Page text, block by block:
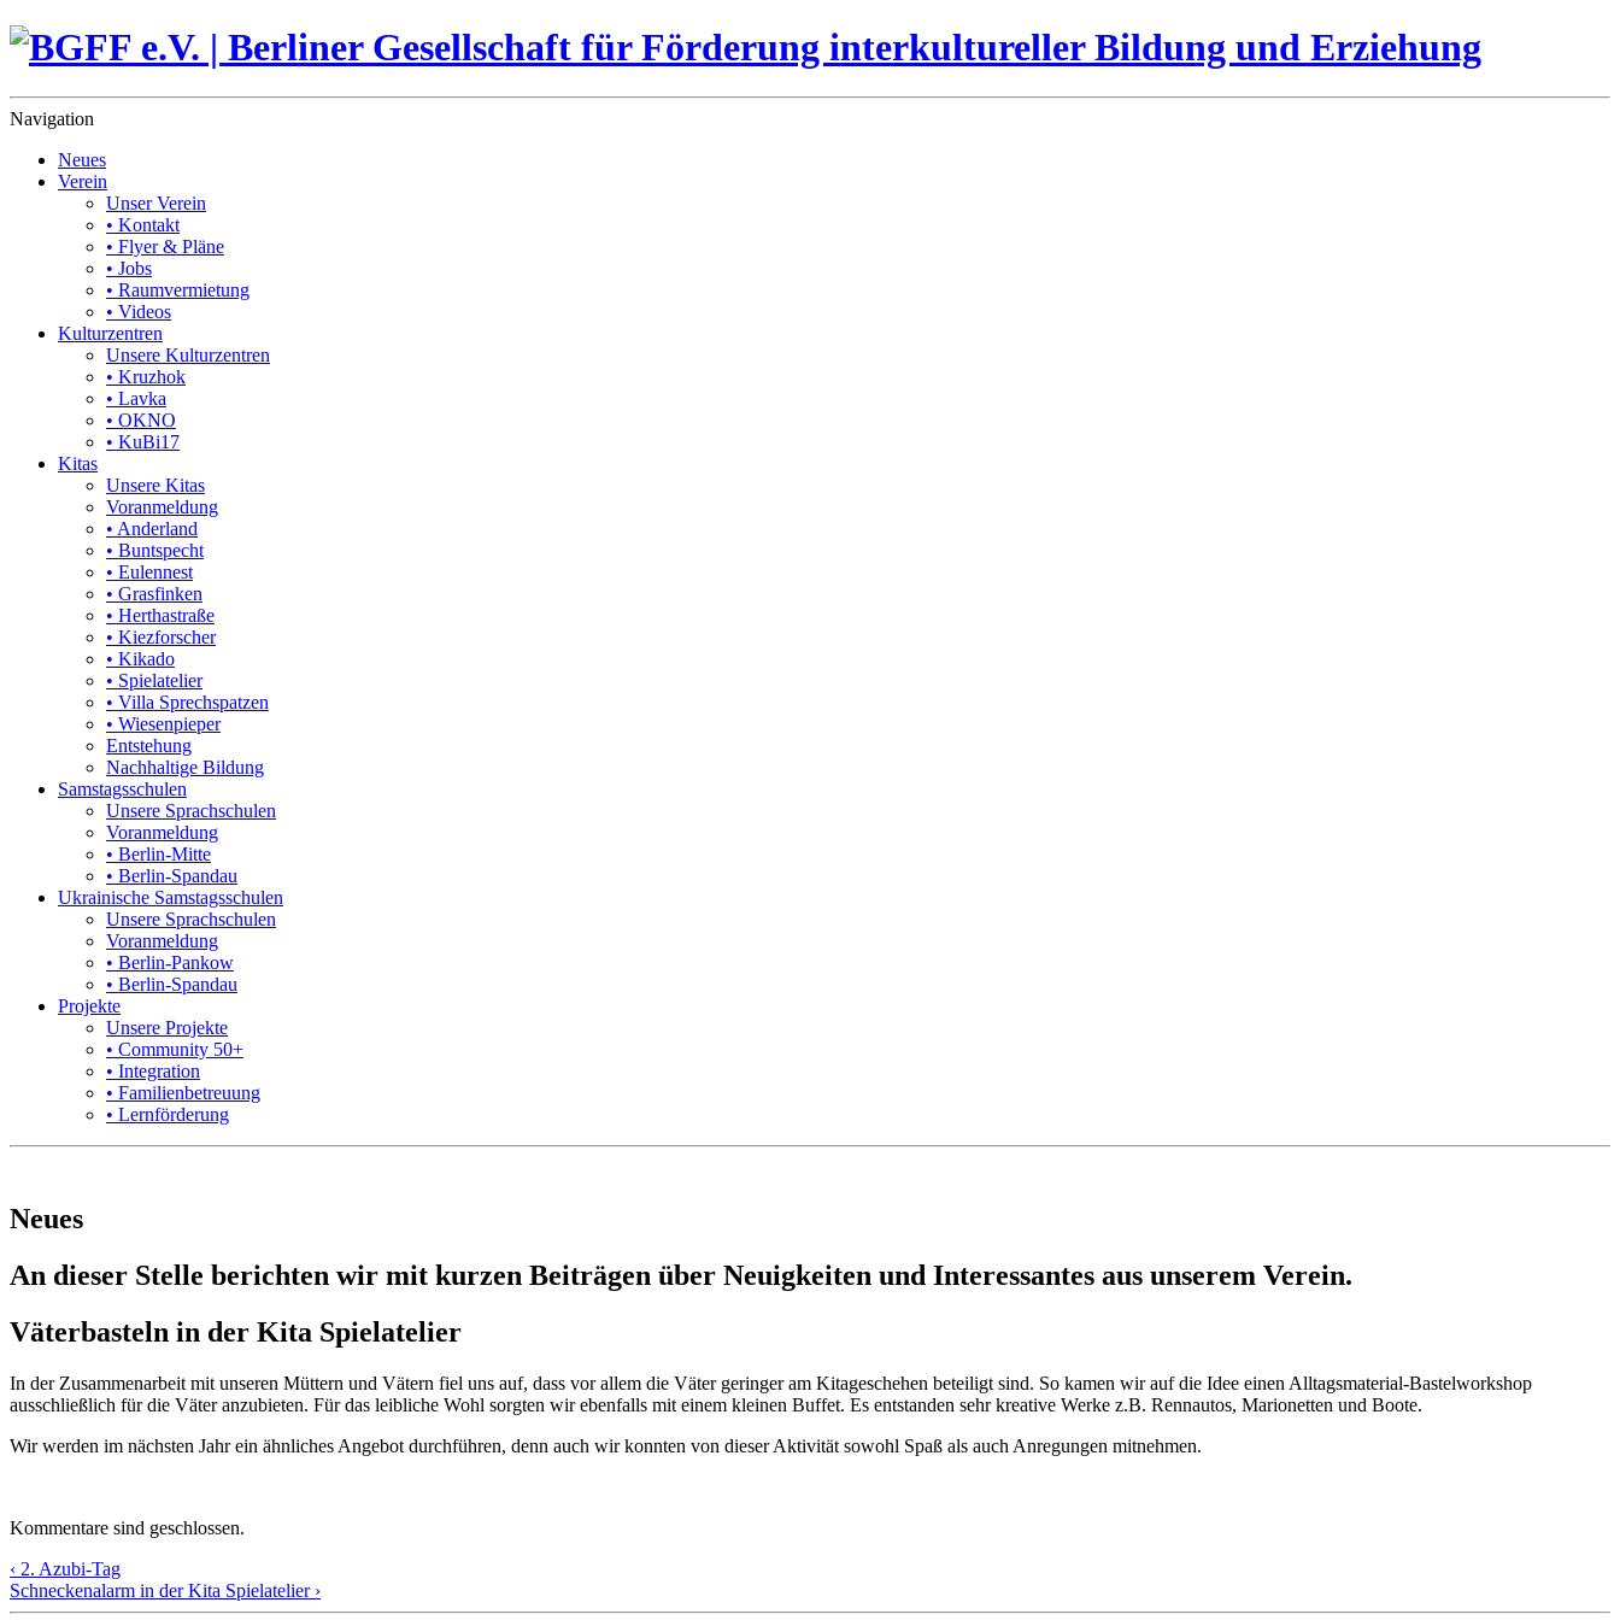
Navigation
Neues
Verein
Unser Verein
• Kontakt
• Flyer & Pläne
• Jobs
• Raumvermietung
• Videos
Kulturzentren
Unsere Kulturzentren
• Kruzhok
• Lavka
• OKNO
• KuBi17
Kitas
Unsere Kitas
Voranmeldung
• Anderland
• Buntspecht
• Eulennest
• Grasfinken
• Herthastraße
• Kiezforscher
• Kikado
• Spielatelier
• Villa Sprechspatzen
• Wiesenpieper
Entstehung
Nachhaltige Bildung
Samstagsschulen
Unsere Sprachschulen
Voranmeldung
• Berlin-Mitte
• Berlin-Spandau
Ukrainische Samstagsschulen
Unsere Sprachschulen
Voranmeldung
• Berlin-Pankow
• Berlin-Spandau
Projekte
Unsere Projekte
• Community 50+
• Integration
• Familienbetreuung
• Lernförderung
Neues
An dieser Stelle berichten wir mit kurzen Beiträgen über Neuigkeiten und Interessantes aus unserem Verein.
Väterbasteln in der Kita Spielatelier
In der Zusammenarbeit mit unseren Müttern und Vätern fiel uns auf, dass vor allem die Väter geringer am Kitageschehen beteiligt sind. So kamen wir auf die Idee einen Alltagsmaterial-Bastelworkshop
ausschließlich für die Väter anzubieten. Für das leibliche Wohl sorgten wir ebenfalls mit einem kleinen Buffet. Es entstanden sehr kreative Werke z.B. Rennautos, Marionetten und Boote.
Wir werden im nächsten Jahr ein ähnliches Angebot durchführen, denn auch wir konnten von dieser Aktivität sowohl Spaß als auch Anregungen mitnehmen.
Kommentare sind geschlossen.
‹ 2. Azubi-Tag
Schneckenalarm in der Kita Spielatelier ›